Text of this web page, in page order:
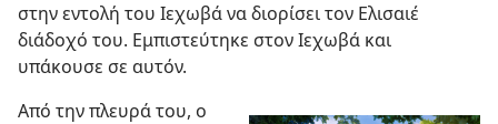
στην εντολή του Ιεχωβά να διορίσει τον Ελισαιέ
διάδοχό του. Εμπιστεύτηκε στον Ιεχωβά και
υπάκουσε σε αυτόν.
Από την πλευρά του, ο